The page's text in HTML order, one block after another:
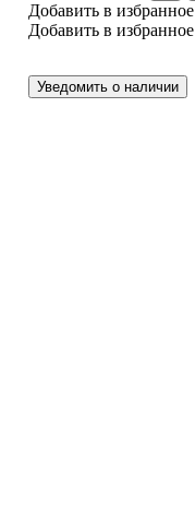
Добавить в избранное
Добавить в избранное